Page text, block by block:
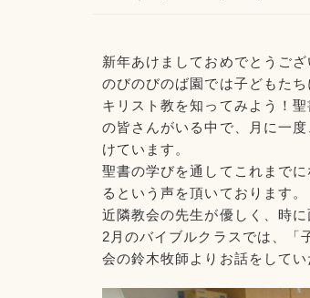
新年あけましておめでとうご
のびのびのば園では子どもた
キリスト教を知ってみよう！
の皆さんがいる中で、月に一
けています。
聖書の学びを通してこれまで
るという声を頂いております。
近隣教会の先生が優しく、時
2月のバイブルクラスでは、「
会の鈴木牧師よりお話をしてい